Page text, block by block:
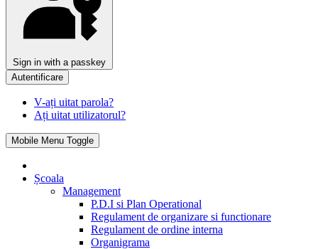
Sign in with a passkey
Autentificare
V-ați uitat parola?
Ați uitat utilizatorul?
Mobile Menu Toggle
Școala
Management
P.D.I si Plan Operational
Regulament de organizare si functionare
Regulament de ordine interna
Organigrama